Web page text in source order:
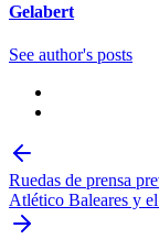
Gelabert
See author's posts
Navegación
de
entradas
Ruedas de prensa
Atlético Baleares y